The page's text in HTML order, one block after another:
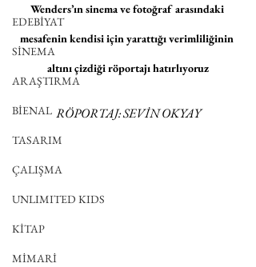
EDEBİYAT
SİNEMA
ARAŞTIRMA
BİENAL
TASARIM
ÇALIŞMA
UNLIMITED KIDS
KİTAP
MİMARİ
Wenders’ın sinema ve fotoğraf arasındaki
mesafenin kendisi için yarattığı verimliliğinin
altını çizdiği röportajı hatırlıyoruz
RÖPORTAJ: SEVİN OKYAY